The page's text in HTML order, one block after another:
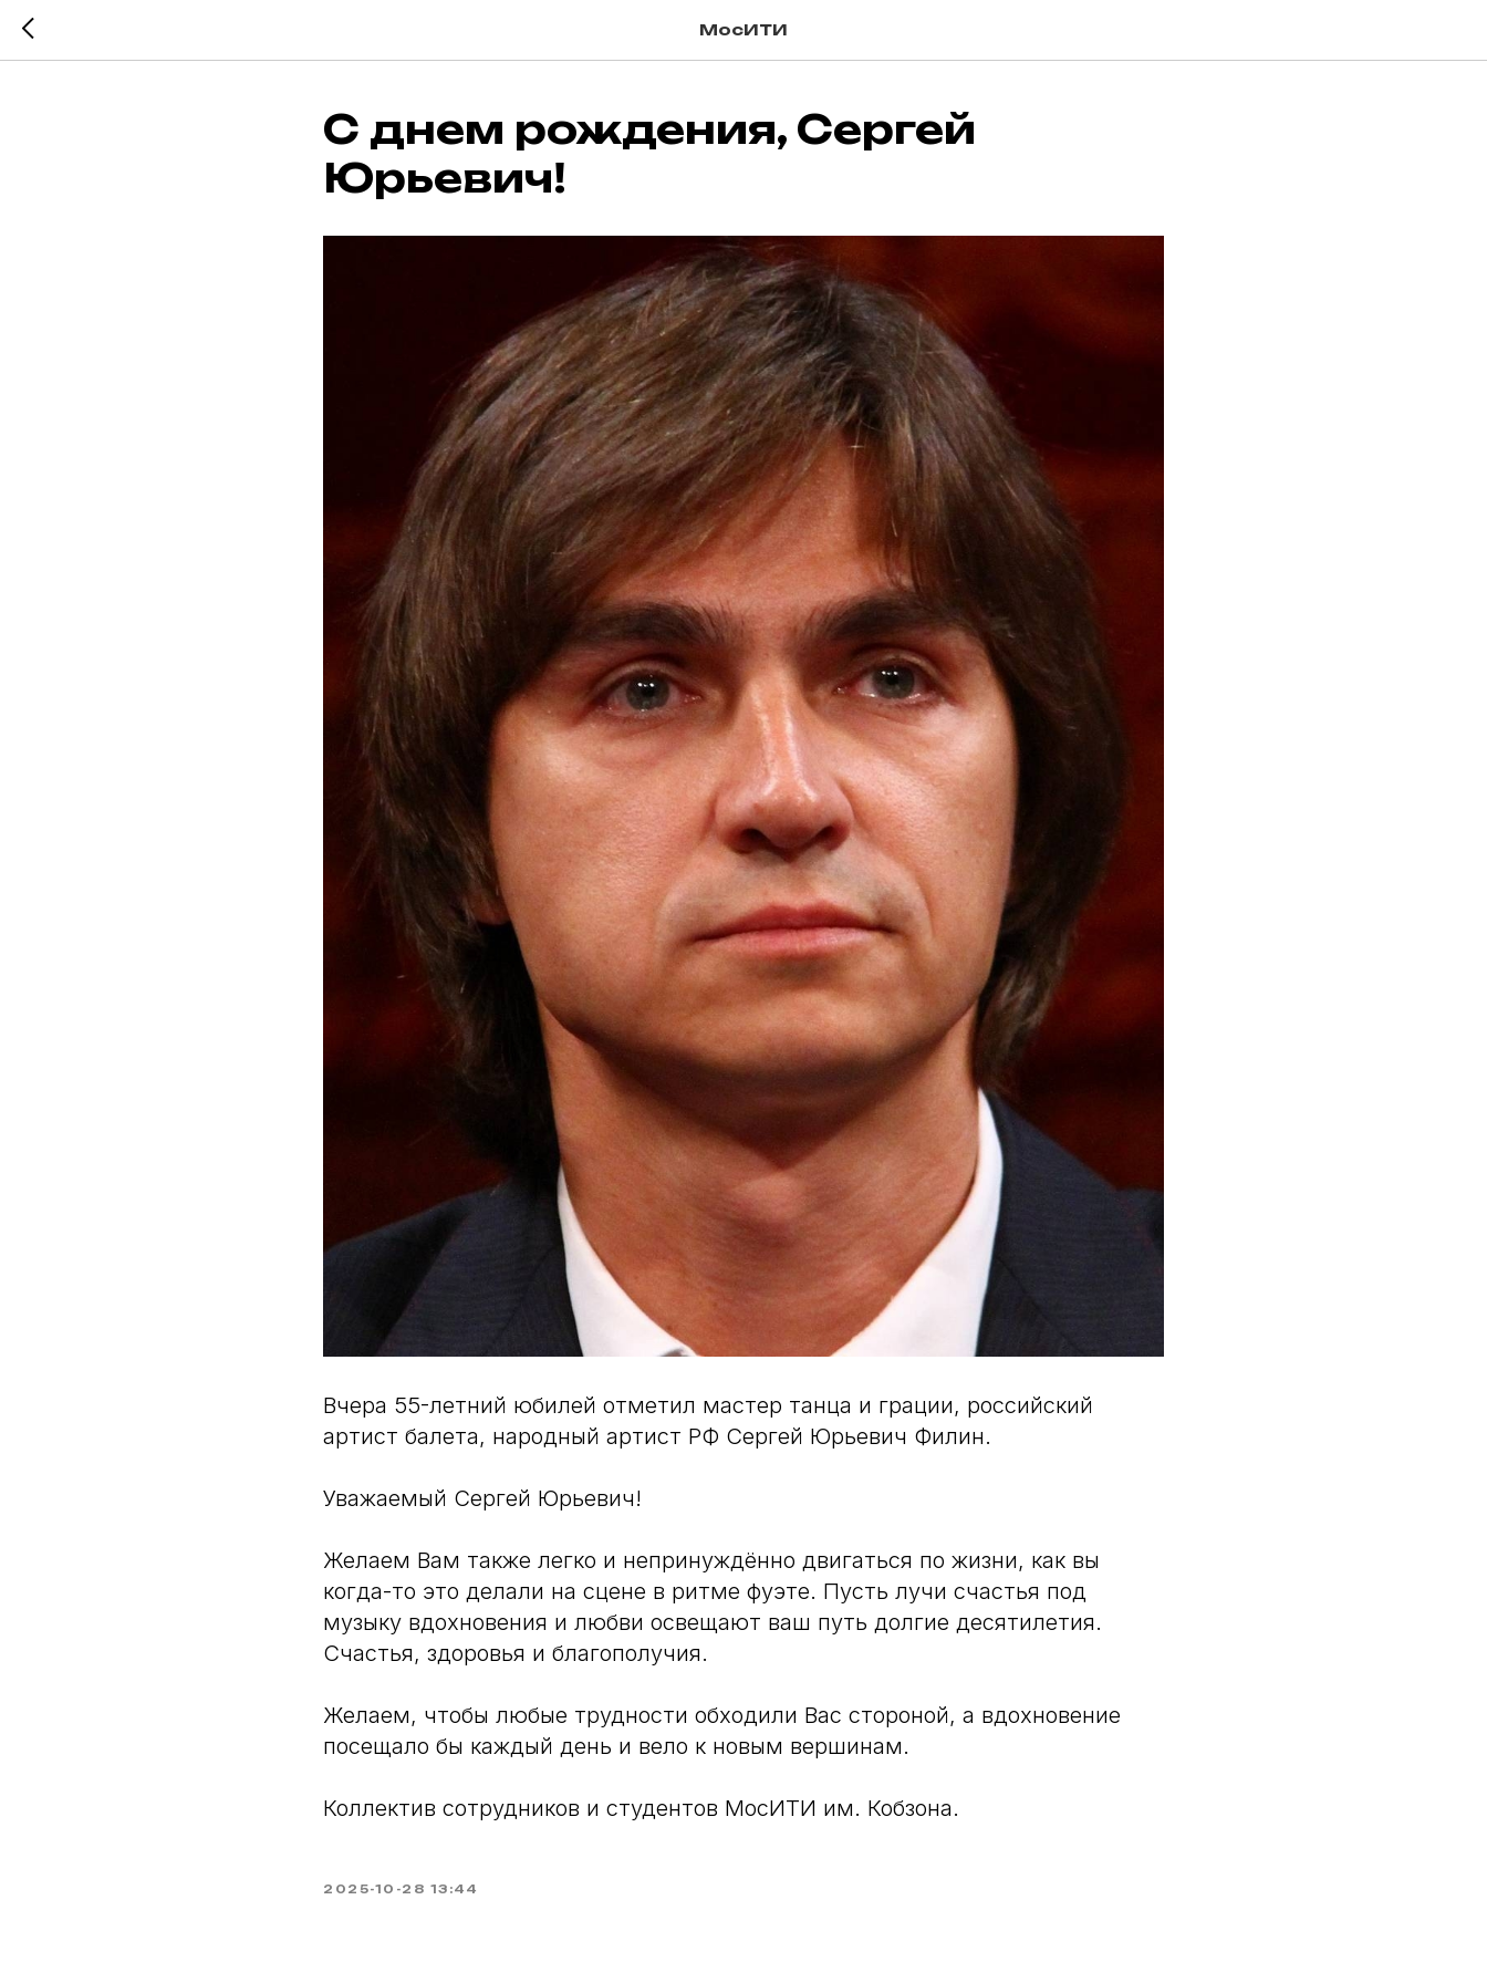
МосИТИ
С днем рождения, Сергей
Юрьевич!
Вчера 55-летний юбилей отметил мастер танца и грации, российский
артист балета, народный артист РФ Сергей Юрьевич Филин.
Уважаемый Сергей Юрьевич!
Желаем Вам также легко и непринуждённо двигаться по жизни, как вы
когда-то это делали на сцене в ритме фуэте. Пусть лучи счастья под
музыку вдохновения и любви освещают ваш путь долгие десятилетия.
Счастья, здоровья и благополучия.
Желаем, чтобы любые трудности обходили Вас стороной, а вдохновение
посещало бы каждый день и вело к новым вершинам.
Коллектив сотрудников и студентов МосИТИ им. Кобзона.
2025-10-28 13:44